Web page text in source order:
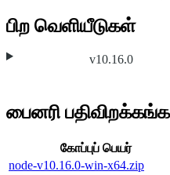
பிற வெளியீடுகள்
v10.16.0
பைனரி
கோப்புப் பெயர்
node-v10.16.0-win-x64.zip